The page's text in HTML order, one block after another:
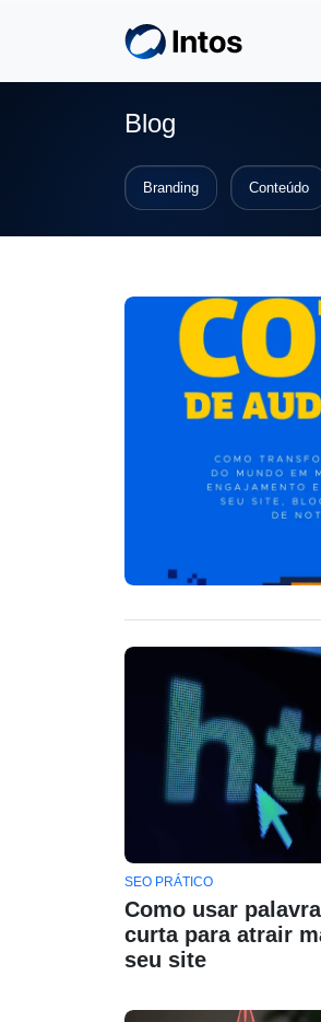
Blog
Branding Conteúdo
SEO PRÁTICO
Como usar
curta para atrair
seu site